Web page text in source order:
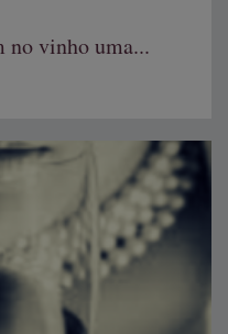
no vinho uma...